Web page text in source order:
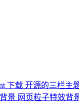
下载 开源的三栏主
景 网页粒子特效背